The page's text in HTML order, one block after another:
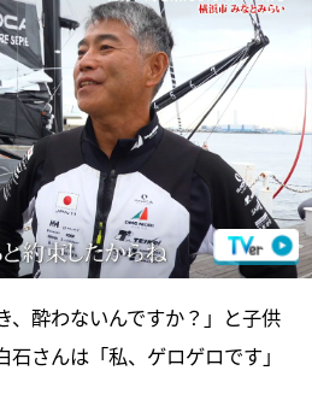
、酔わないんですか？」と子供
さんは「私、ゲロゲロです」